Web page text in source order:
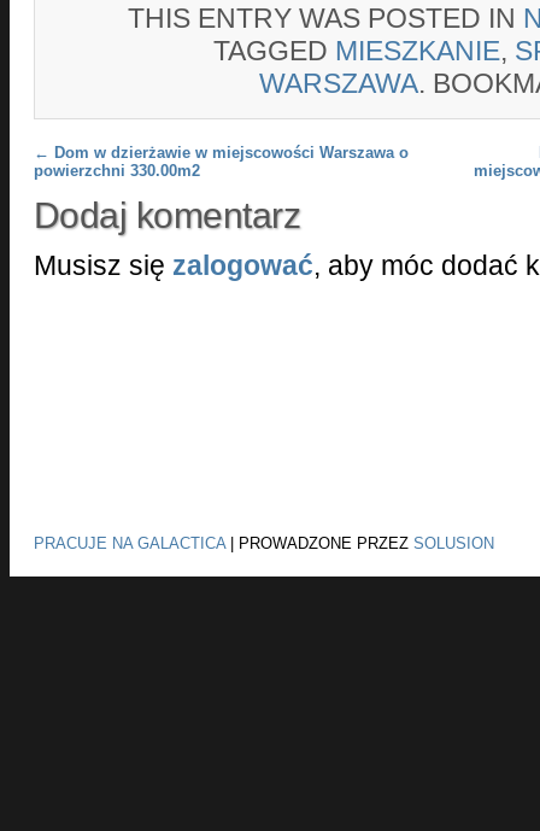
THIS ENTRY WAS POSTED IN
TAGGED MIESZKANIE,
WARSZAWA.
Post navigation
← Dom w dzierżawie w miejscowości Warszawa o
powierzchni 330.00m2
Dodaj komentarz
Musisz się zalogować, aby móc dodać
PRACUJE NA GALACTICA| PROWADZONE PRZEZ SOLUSION